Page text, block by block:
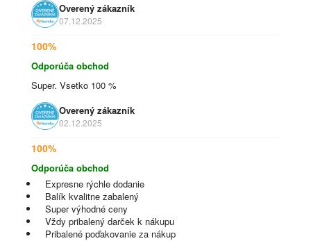
Overený zákazník
07.12.2025
100%
Odporúča obchod
Super. Vsetko 100 %
Overený zákazník
02.12.2025
100%
Odporúča obchod
Expresne rýchle dodanie
Balík kvalitne zabalený
Super výhodné ceny
Vždy pribalený darček k nákupu
Pribalené poďakovanie za nákup